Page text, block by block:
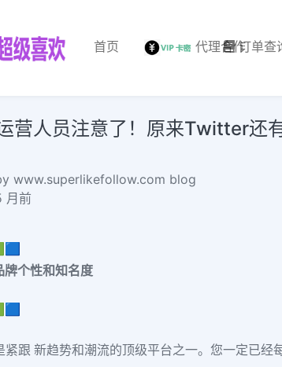
首页 代理合作订单查
营人员注意了！原来Twitter还
www.superlikefollow.com blog
月前
牌个性和知名度
紧跟 新趋势和潮流的顶级平台之一。您一定已